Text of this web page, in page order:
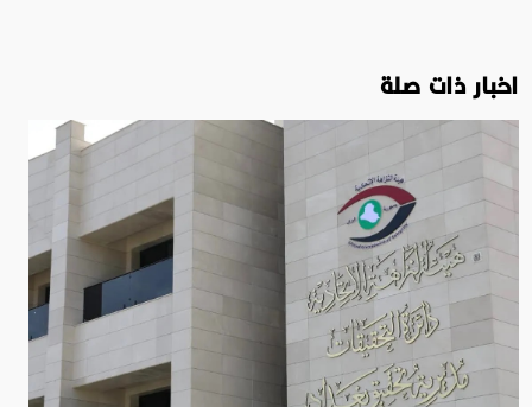
اخبار ذات صلة